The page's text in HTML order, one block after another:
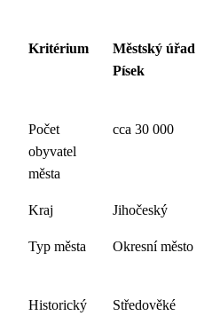
Kritérium
Městský úřad
Písek
Počet
obyvatel
města
cca 30 000
Kraj Jihočeský
Typ města Okresní město
Historický
Středověké